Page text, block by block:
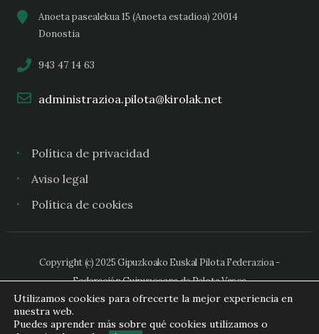
Anoeta pasealekua 15 (Anoeta estadioa) 20014
Donostia
943 47 14 63
administrazioa.pilota@kirolak.net
Política de privacidad
Aviso legal
Política de cookies
Copyright (c) 2025 Gipuzkoako Euskal Pilota Federazioa -
Federación Guipuzcoana de Pelota Vasca
Utilizamos cookies para ofrecerte la mejor experiencia en
nuestra web.
Puedes aprender más sobre qué cookies utilizamos o